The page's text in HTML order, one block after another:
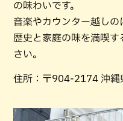
の味わいです。
音楽やカウンター越し
歴史と家庭の味を満喫
さい。
住所：〒904-2174 沖